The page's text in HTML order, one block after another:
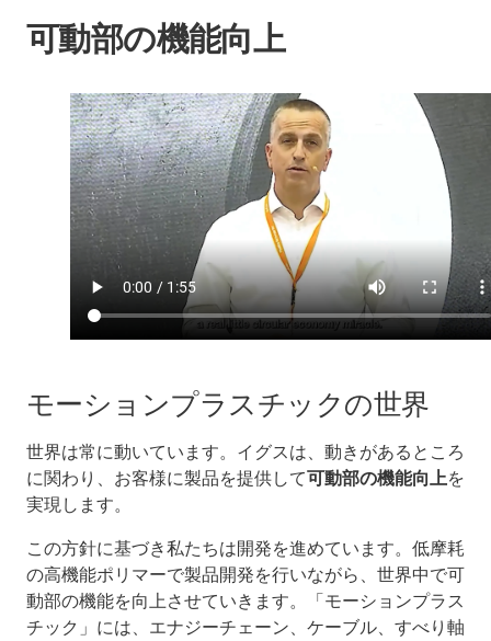
可動部の機能向上
モーションプラスチックの世界
世界は常に動いています。イグスは、動きがあるところ
に関わり、お客様に製品を提供して可動部の機能向上を
実現します。
この方針に基づき私たちは開発を進めています。低摩耗
の高機能ポリマーで製品開発を行いながら、世界中で可
動部の機能を向上させていきます。「モーションプラス
チック」には、エナジーチェーン、ケーブル、すべり軸